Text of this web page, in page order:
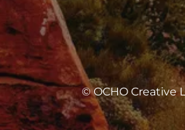
© OCHO Creative